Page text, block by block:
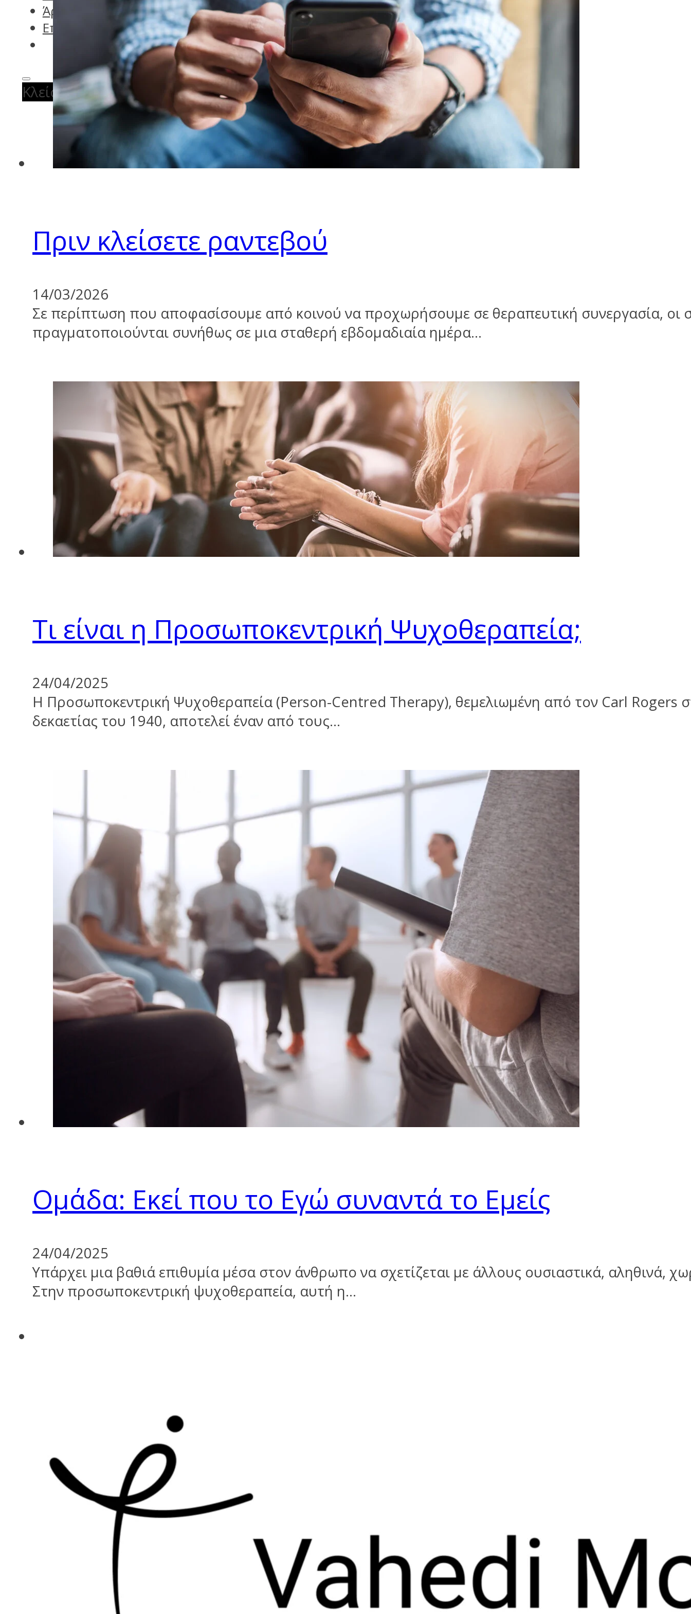
Άρθρα
Επικοινωνία
Κλείστε ραντεβού
Πριν κλείσετε ραντεβού
14/03/2026
Σε περίπτωση που αποφασίσουμε από κοινού να προχωρήσουμε σε θεραπευτική συνεργασία, οι
πραγματοποιούνται συνήθως σε μια σταθερή εβδομαδιαία ημέρα…
Τι είναι η Προσωποκεντρική Ψυχοθεραπεία;
24/04/2025
Η Προσωποκεντρική Ψυχοθεραπεία (Person-Centred Therapy), θεμελιωμένη από τον Carl Rogers
δεκαετίας του 1940, αποτελεί έναν από τους…
Ομάδα: Εκεί που το Εγώ συναντά το Εμείς
24/04/2025
Υπάρχει μια βαθιά επιθυμία μέσα στον άνθρωπο να σχετίζεται με άλλους ουσιαστικά, αληθινά,
Στην προσωποκεντρική ψυχοθεραπεία, αυτή η…